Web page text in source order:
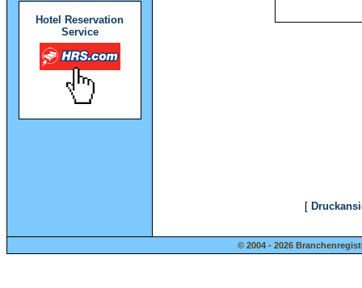
Hotel Reservation
Service
[
© 2004 - 2026